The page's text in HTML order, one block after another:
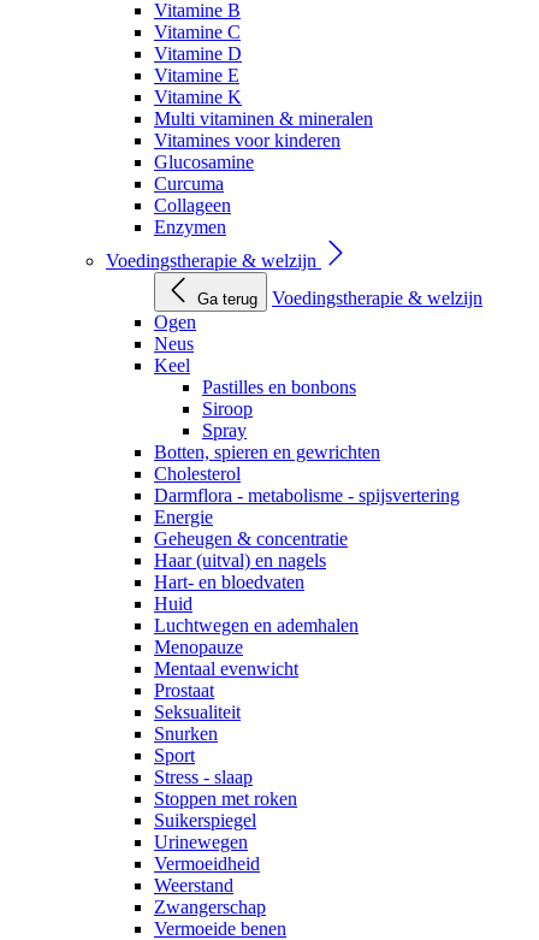
Vitamine B
Vitamine C
Vitamine D
Vitamine E
Vitamine K
Multi vitaminen & mineralen
Vitamines voor kinderen
Glucosamine
Curcuma
Collageen
Enzymen
Voedingstherapie & welzijn
Ga terug
Voedingstherapie & welzijn
Ogen
Neus
Keel
Pastilles en bonbons
Siroop
Spray
Botten, spieren en gewrichten
Cholesterol
Darmflora - metabolisme - spijsvertering
Energie
Geheugen & concentratie
Haar (uitval) en nagels
Hart- en bloedvaten
Huid
Luchtwegen en ademhalen
Menopauze
Mentaal evenwicht
Prostaat
Seksualiteit
Snurken
Sport
Stress - slaap
Stoppen met roken
Suikerspiegel
Urinewegen
Vermoeidheid
Weerstand
Zwangerschap
Vermoeide benen